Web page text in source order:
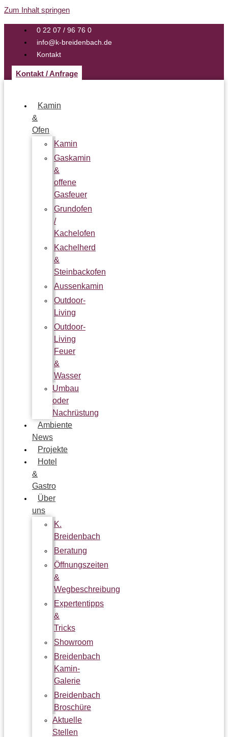
Zum Inhalt springen
0 22 07 / 96 76 0
info@k-breidenbach.de
Kontakt
Kontakt / Anfrage
Kamin
&
Ofen
Kamin
Gaskamin
&
offene
Gasfeuer
Grundofen
/
Kachelofen
Kachelherd
&
Steinbackofen
Aussenkamin
Outdoor-
Living
Outdoor-
Living
Feuer
&
Wasser
Umbau
oder
Nachrüstung
Ambiente
News
Projekte
Hotel
&
Gastro
Über
uns
K.
Breidenbach
Beratung
Öffnungszeiten
&
Wegbeschreibung
Expertentipps
&
Tricks
Showroom
Breidenbach
Kamin-
Galerie
Breidenbach
Broschüre
Aktuelle
Stellen